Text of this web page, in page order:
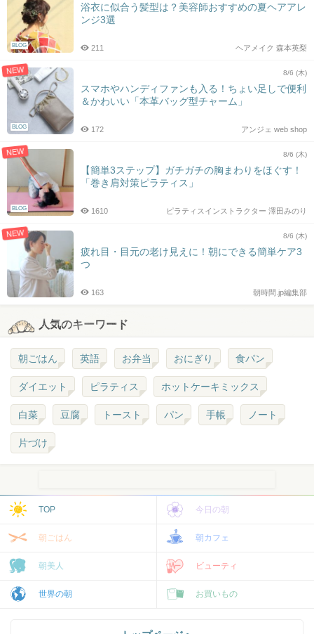
BLOG
浴衣に似合う髪型は？美容師おすすめの夏ヘアアレ
ンジ3選
ヘアメイク 森本英梨
211
NEW
BLOG
8/6 (木)
スマホやハンディファンも入る！ちょい足しで便利
＆かわいい「本革バッグ型チャーム」
アンジェ web shop
172
NEW
BLOG
8/6 (木)
【簡単3ステップ】ガチガチの胸まわりをほぐす！
「巻き肩対策ピラティス」
ピラティスインストラクター 澤田みのり
1610
NEW 8/6 (木)
疲れ目・目元の老け見えに！朝にできる簡単ケア3
つ
朝時間.jp編集部
163
人気のキーワード
朝ごはん 英語 お弁当 おにぎり 食パン
ダイエット ピラティス ホットケーキミックス
白菜 豆腐 トースト パン 手帳 ノート
片づけ
TOP 今日の朝
朝ごはん 朝カフェ
朝美人 ビューティ
世界の朝 お買いもの